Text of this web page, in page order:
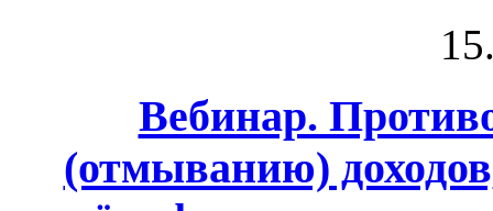
Вебинар.
(отмыванию)